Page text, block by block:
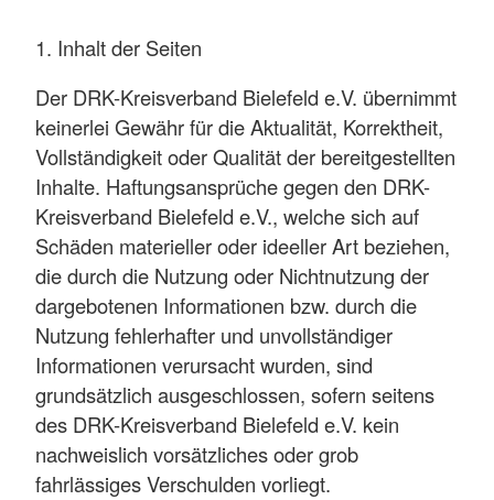
1. Inhalt der Seiten
Der DRK-Kreisverband Bielefeld e.V. übernimmt
keinerlei Gewähr für die Aktualität, Korrektheit,
Vollständigkeit oder Qualität der bereitgestellten
Inhalte. Haftungsansprüche gegen den DRK-
Kreisverband Bielefeld e.V., welche sich auf
Schäden materieller oder ideeller Art beziehen,
die durch die Nutzung oder Nichtnutzung der
dargebotenen Informationen bzw. durch die
Nutzung fehlerhafter und unvollständiger
Informationen verursacht wurden, sind
grundsätzlich ausgeschlossen, sofern seitens
des DRK-Kreisverband Bielefeld e.V. kein
nachweislich vorsätzliches oder grob
fahrlässiges Verschulden vorliegt.